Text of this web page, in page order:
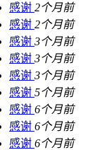
感谢 2个月前
感谢 2个月前
感谢 3个月前
感谢 3个月前
感谢 3个月前
感谢 5个月前
感谢 6个月前
感谢 6个月前
感谢 6个月前